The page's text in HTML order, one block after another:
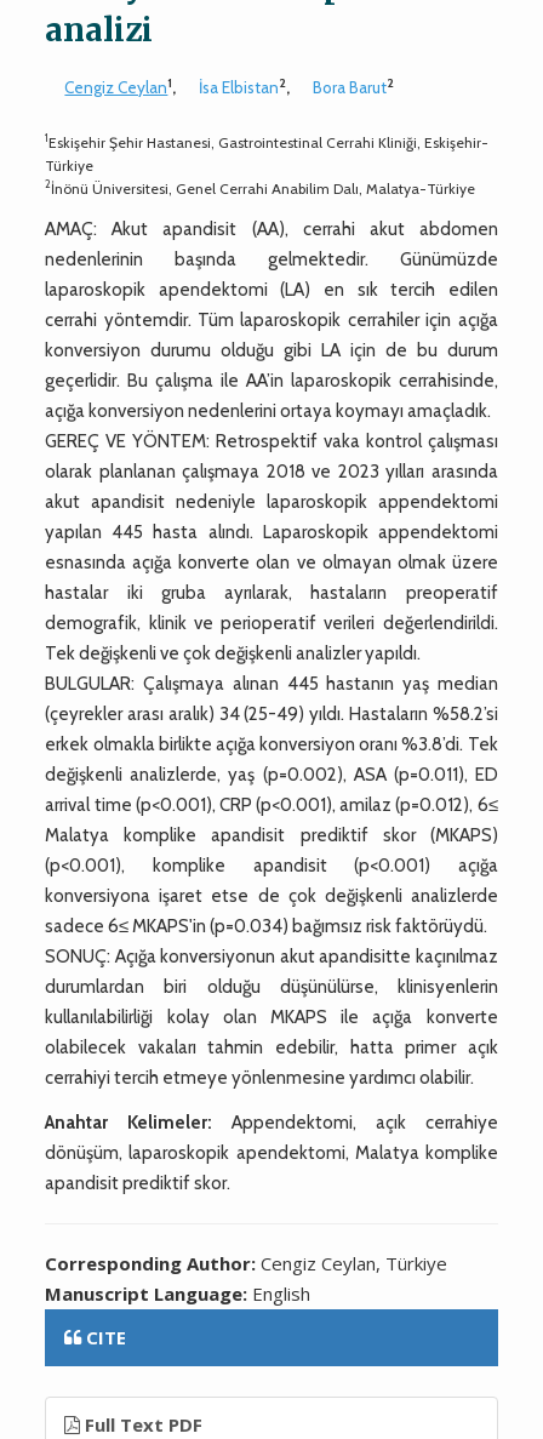
analizi
Cengiz Ceylan1, İsa Elbistan2, Bora Barut2
1Eskişehir Şehir Hastanesi, Gastrointestinal Cerrahi Kliniği, Eskişehir-
Türkiye
2İnönü Üniversitesi, Genel Cerrahi Anabilim Dalı, Malatya-Türkiye
AMAÇ: Akut apandisit (AA), cerrahi akut abdomen
nedenlerinin başında gelmektedir. Günümüzde
laparoskopik apendektomi (LA) en sık tercih edilen
cerrahi yöntemdir. Tüm laparoskopik cerrahiler için açığa
konversiyon durumu olduğu gibi LA için de bu durum
geçerlidir. Bu çalışma ile AA’in laparoskopik cerrahisinde,
açığa konversiyon nedenlerini ortaya koymayı amaçladık.
GEREÇ VE YÖNTEM: Retrospektif vaka kontrol çalışması
olarak planlanan çalışmaya 2018 ve 2023 yılları arasında
akut apandisit nedeniyle laparoskopik appendektomi
yapılan 445 hasta alındı. Laparoskopik appendektomi
esnasında açığa konverte olan ve olmayan olmak üzere
hastalar iki gruba ayrılarak, hastaların preoperatif
demografik, klinik ve perioperatif verileri değerlendirildi.
Tek değişkenli ve çok değişkenli analizler yapıldı.
BULGULAR: Çalışmaya alınan 445 hastanın yaş median
(çeyrekler arası aralık) 34 (25-49) yıldı. Hastaların %58.2’si
erkek olmakla birlikte açığa konversiyon oranı %3.8’di. Tek
değişkenli analizlerde, yaş (p=0.002), ASA (p=0.011), ED
arrival time (p<0.001), CRP (p<0.001), amilaz (p=0.012), 6≤
Malatya komplike apandisit prediktif skor (MKAPS)
(p<0.001), komplike apandisit (p<0.001) açığa
konversiyona işaret etse de çok değişkenli analizlerde
sadece 6≤ MKAPS'in (p=0.034) bağımsız risk faktörüydü.
SONUÇ: Açığa konversiyonun akut apandisitte kaçınılmaz
durumlardan biri olduğu düşünülürse, klinisyenlerin
kullanılabilirliği kolay olan MKAPS ile açığa konverte
olabilecek vakaları tahmin edebilir, hatta primer açık
cerrahiyi tercih etmeye yönlenmesine yardımcı olabilir.
Anahtar Kelimeler: Appendektomi, açık cerrahiye
dönüşüm, laparoskopik apendektomi, Malatya komplike
apandisit prediktif skor.
Corresponding Author:Cengiz Ceylan, Türkiye
Manuscript Language: English
CITE
Full Text PDF